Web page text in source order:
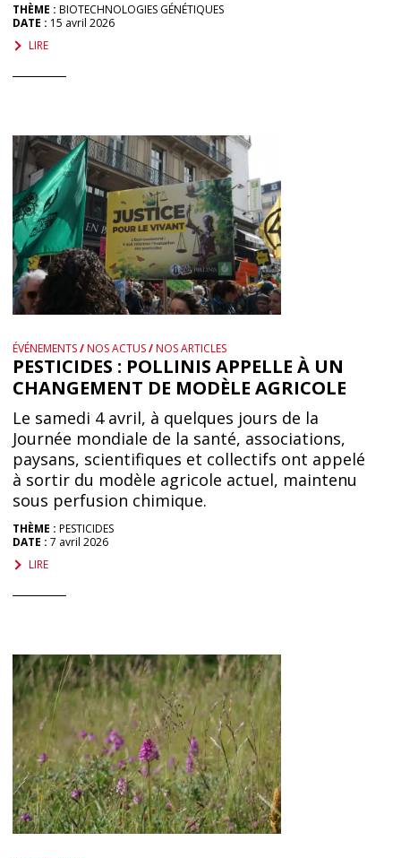
THÈME : BIOTECHNOLOGIES GÉNÉTIQUES
DATE : 15 avril 2026
LIRE
ÉVÉNEMENTS/NOS ACTUS/NOS ARTICLES
PESTICIDES : POLLINIS APPELLE À UN
CHANGEMENT DE MODÈLE AGRICOLE
Le samedi 4 avril, à quelques jours de la
Journée mondiale de la santé, associations,
paysans, scientifiques et collectifs ont appelé
à sortir du modèle agricole actuel, maintenu
sous perfusion chimique.
THÈME : PESTICIDES
DATE : 7 avril 2026
LIRE